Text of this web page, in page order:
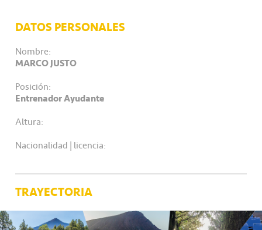
DATOS PERSONALES
Nombre:
MARCO JUSTO
Posición:
Entrenador Ayudante
Altura:
Nacionalidad | licencia:
TRAYECTORIA